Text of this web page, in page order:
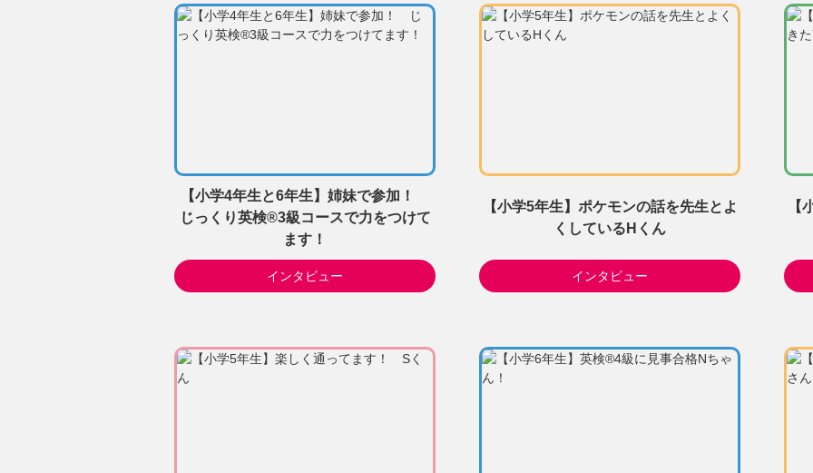
【小学4年生と6年生】姉妹で参加！
じっくり英検®3級コースで力をつけて
ます！
インタビュー
【小学5年生】ポケモンの話を先生とよ
くしているHくん
インタビュー
【